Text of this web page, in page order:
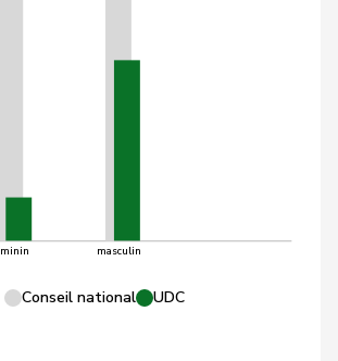
masculin
Conseil national UDC